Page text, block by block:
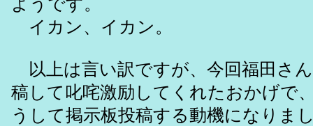
ようです。
イカン、イカン。
以上は言い訳ですが、今回福田さ
稿して叱咤激励してくれたおかげで
うして掲示板投稿する動機になりま